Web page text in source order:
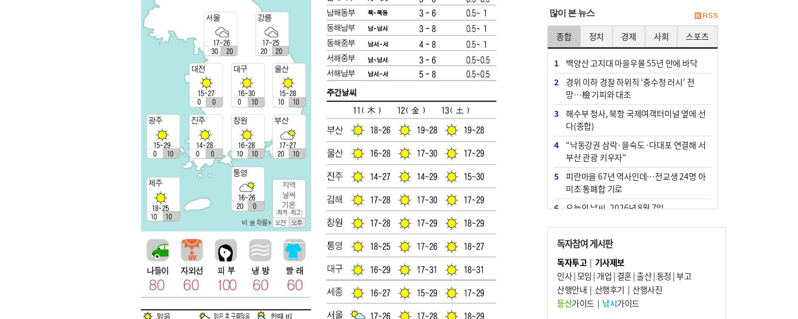
많이 본 뉴스
종합 정치 경제 사회 스포츠
1
백양산 고지대 마을우물 55년 만에 바닥
2
경위 이하 경찰 하위직 ‘중수청 러시’ 전
망…檢 기피와 대조
3
해수부 청사, 북항 국제여객터미널 옆에 선
다(종합)
4
“낙동강권 삼락·을숙도·다대포 연결해 서
부산 관광 키우자”
5
피란마을 67년 역사인데…전교생 24명 아
미초 통폐합 기로
6
오늘의 날씨- 2026년 8월 7일
7
부울경 주말부터 비소식…‘극한 폭염’ 한풀
꺾일 듯
8
[사설] 해수부 신청사 북항으로 확정, 해양
수도 도약의 전환점
9
외국인 선원 ‘인신매매 경유지’ 된 부산…
우려가 현실로
독자참여 게시판
독자투고| 기사제보
인사|모임 | 개업 | 결혼|출산|동정 |부고
산행안내 | 산행후기 | 산행사진
등산가이드| 낚시가이드